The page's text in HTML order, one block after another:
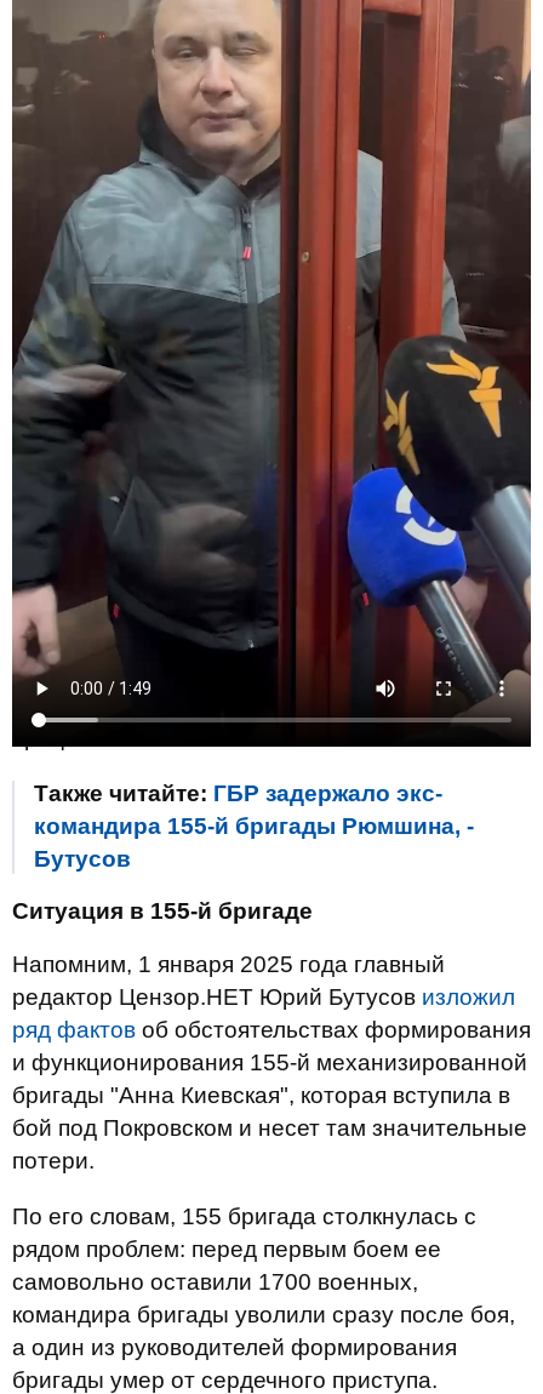
Заседание будут проводить в закрытом
режиме. Этого требовала прокуратура,
адвокаты из-за резонанса хотели открытый
Также читайте: ГБР задержало экс-
командира 155-й бригады Рюмшина, -
Бутусов
Ситуация в 155-й бригаде
Напомним, 1 января 2025 года главный
редактор Цензор.НЕТ Юрий Бутусов изложил
ряд фактов об обстоятельствах формирования
и функционирования 155-й механизированной
бригады "Анна Киевская", которая вступила в
бой под Покровском и несет там значительные
потери.
По его словам, 155 бригада столкнулась с
рядом проблем: перед первым боем ее
самовольно оставили 1700 военных,
командира бригады уволили сразу после боя,
а один из руководителей формирования
бригады умер от сердечного приступа.